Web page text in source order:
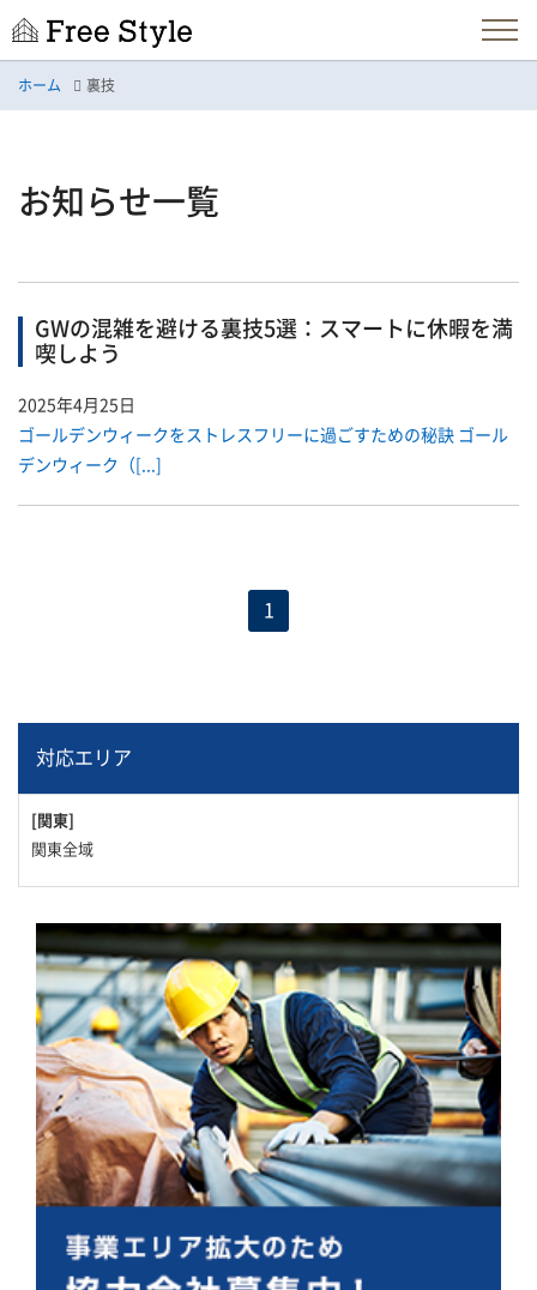
ホーム 裏技
お知らせ一覧
GWの混雑を避ける裏技5選：スマートに休暇を満
喫しよう
2025年4月25日
ゴールデンウィークをストレスフリーに過ごすための秘訣 ゴール
デンウィーク（[...]
1
対応エリア
[関東]
関東全域